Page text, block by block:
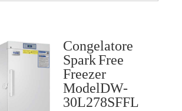
Congelatore
Spark Free
Freezer
ModelDW-
30L278SFFL